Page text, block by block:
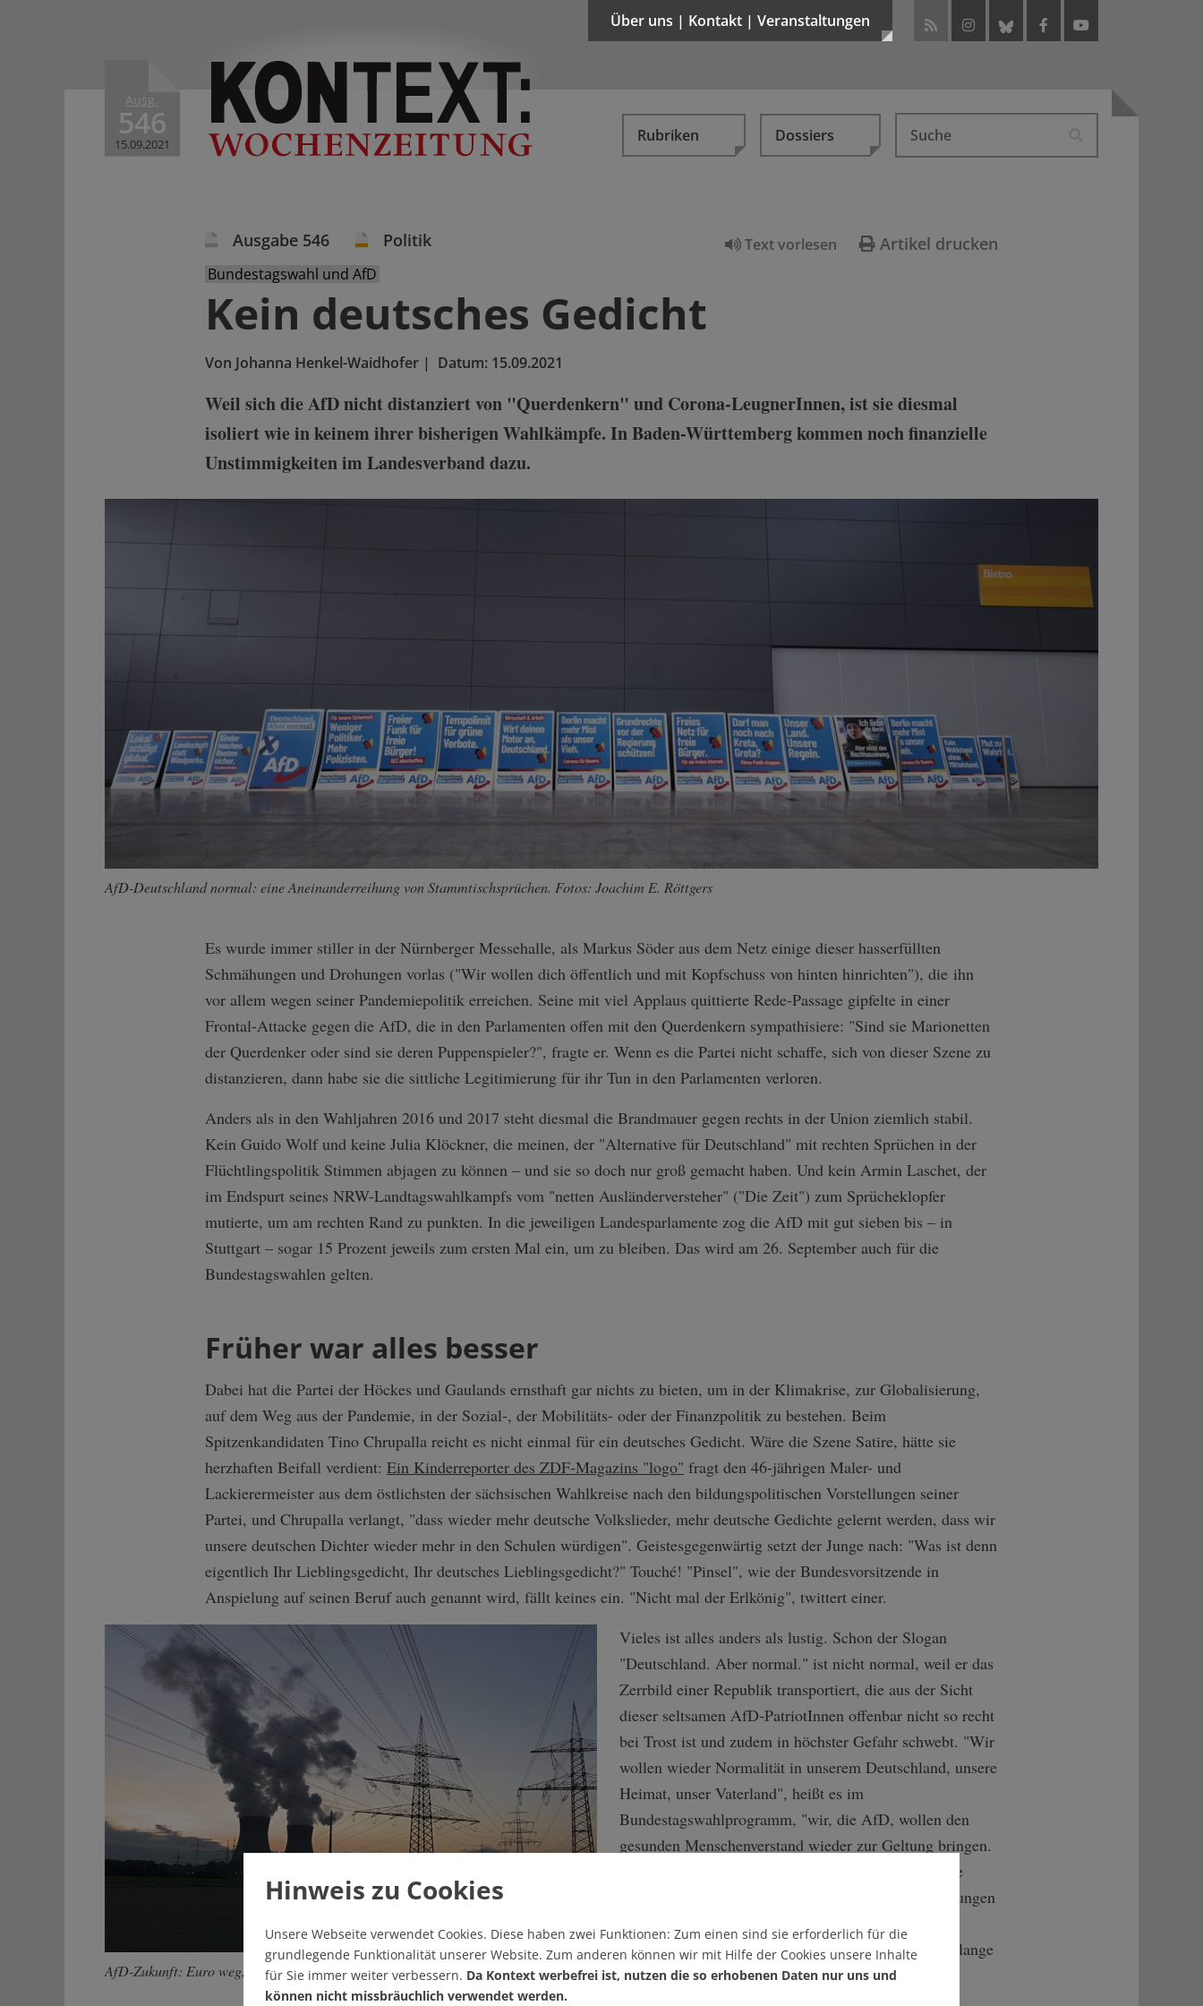
Ausg.
546
15.09.2021
Über uns | Kontakt | Veranstaltungen
Rubriken Dossiers
Text vorlesen Artikel drucken
Ausgabe 546 Politik
Bundestagswahl und AfD
Kein deutsches Gedicht
Von Johanna Henkel-Waidhofer | Datum: 15.09.2021
Weil sich die AfD nicht distanziert von "Querdenkern" und Corona-LeugnerInnen, ist sie diesmal
isoliert wie in keinem ihrer bisherigen Wahlkämpfe. In Baden-Württemberg kommen noch finanzielle
Unstimmigkeiten im Landesverband dazu.
AfD-Deutschland normal: eine Aneinanderreihung von Stammtischsprüchen. Fotos: Joachim E. Röttgers
Es wurde immer stiller in der Nürnberger Messehalle, als Markus Söder aus dem Netz einige dieser hasserfüllten
Schmähungen und Drohungen vorlas ("Wir wollen dich öffentlich und mit Kopfschuss von hinten hinrichten"), die ihn
vor allem wegen seiner Pandemiepolitik erreichen. Seine mit viel Applaus quittierte Rede-Passage gipfelte in einer
Frontal-Attacke gegen die AfD, die in den Parlamenten offen mit den Querdenkern sympathisiere: "Sind sie Marionetten
der Querdenker oder sind sie deren Puppenspieler?", fragte er. Wenn es die Partei nicht schaffe, sich von dieser Szene zu
distanzieren, dann habe sie die sittliche Legitimierung für ihr Tun in den Parlamenten verloren.
Anders als in den Wahljahren 2016 und 2017 steht diesmal die Brandmauer gegen rechts in der Union ziemlich stabil.
Kein Guido Wolf und keine Julia Klöckner, die meinen, der "Alternative für Deutschland" mit rechten Sprüchen in der
Flüchtlingspolitik Stimmen abjagen zu können – und sie so doch nur groß gemacht haben. Und kein Armin Laschet, der
im Endspurt seines NRW-Landtagswahlkampfs vom "netten Ausländerversteher" ("Die Zeit") zum Sprücheklopfer
mutierte, um am rechten Rand zu punkten. In die jeweiligen Landesparlamente zog die AfD mit gut sieben bis – in
Stuttgart – sogar 15 Prozent jeweils zum ersten Mal ein, um zu bleiben. Das wird am 26. September auch für die
Bundestagswahlen gelten.
Früher war alles besser
Dabei hat die Partei der Höckes und Gaulands ernsthaft gar nichts zu bieten, um in der Klimakrise, zur Globalisierung,
auf dem Weg aus der Pandemie, in der Sozial-, der Mobilitäts- oder der Finanzpolitik zu bestehen. Beim
Spitzenkandidaten Tino Chrupalla reicht es nicht einmal für ein deutsches Gedicht. Wäre die Szene Satire, hätte sie
herzhaften Beifall verdient: Ein Kinderreporter des ZDF-Magazins "logo" fragt den 46-jährigen Maler- und
Lackierermeister aus dem östlichsten der sächsischen Wahlkreise nach den bildungspolitischen Vorstellungen seiner
Partei, und Chrupalla verlangt, "dass wieder mehr deutsche Volkslieder, mehr deutsche Gedichte gelernt werden, dass wir
unsere deutschen Dichter wieder mehr in den Schulen würdigen". Geistesgegenwärtig setzt der Junge nach: "Was ist denn
eigentlich Ihr Lieblingsgedicht, Ihr deutsches Lieblingsgedicht?" Touché! "Pinsel", wie der Bundesvorsitzende in
Anspielung auf seinen Beruf auch genannt wird, fällt keines ein. "Nicht mal der Erlkönig", twittert einer.
AfD-Zukunft: Euro weg, Kernkraft her, Klimakrise ignorieren.
Vieles ist alles anders als lustig. Schon der Slogan
"Deutschland. Aber normal." ist nicht normal, weil er das
Zerrbild einer Republik transportiert, die aus der Sicht
dieser seltsamen AfD-PatriotInnen offenbar nicht so recht
bei Trost ist und zudem in höchster Gefahr schwebt. "Wir
wollen wieder Normalität in unserem Deutschland, unsere
Heimat, unser Vaterland", heißt es im
Bundestagswahlprogramm, "wir, die AfD, wollen den
gesunden Menschenverstand wieder zur Geltung bringen.
Das Allgemeinwohl, die Verhältnismäßigkeit und die
Vernunft müssen wieder Maßstab für alle Entscheidungen
Verblendungen, Irrungen und Wirrungen haben uns lange
genug Richtung Abgrund geführt."
Hinweis zu Cookies
Unsere Webseite verwendet Cookies. Diese haben zwei Funktionen: Zum einen sind sie erforderlich für die
grundlegende Funktionalität unserer Website. Zum anderen können wir mit Hilfe der Cookies unsere Inhalte
für Sie immer weiter verbessern. Da Kontext werbefrei ist, nutzen die so erhobenen Daten nur uns und
können nicht missbräuchlich verwendet werden.